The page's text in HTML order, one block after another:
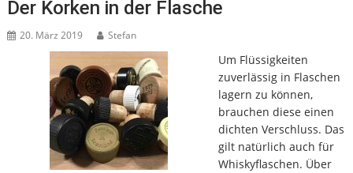
Der Korken in der Flasche
20. März 2019 Stefan
Um Flüssigkeiten
zuverlässig in Flaschen
lagern zu können,
brauchen diese einen
dichten Verschluss. Das
gilt natürlich auch für
Whiskyflaschen. Über